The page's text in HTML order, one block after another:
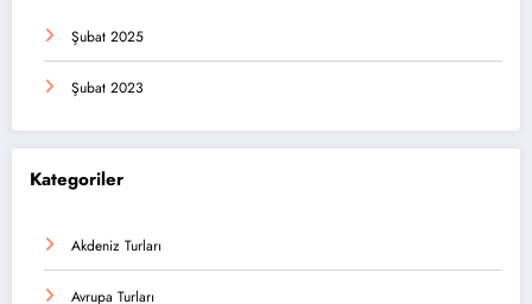
Şubat 2025
Şubat 2023
Kategoriler
Akdeniz Turları
Avrupa Turları